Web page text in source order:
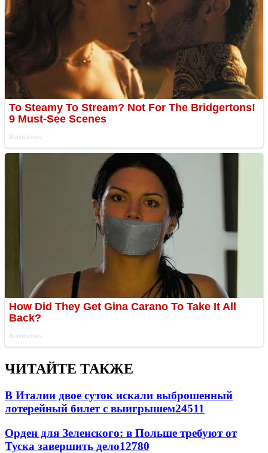
ЧИТАЙТЕ ТАКЖЕ
В Италии двое суток искали выброшенный
лотерейный билет с выигрышем24511
Орден для Зеленского: в Польше требуют от
Туска завершить дело12780